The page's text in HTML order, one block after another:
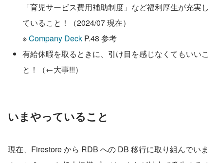
「育児サービス費用補助制度」など福利厚生が充実し
ていること！（2024/07 現在）
※ Company Deck P.48 参考
有給休暇を取るときに、引け目を感じなくてもいいこ
と！（←大事!!!）
いまやっていること
現在、Firestore から RDB への DB 移行に取り組んでいま